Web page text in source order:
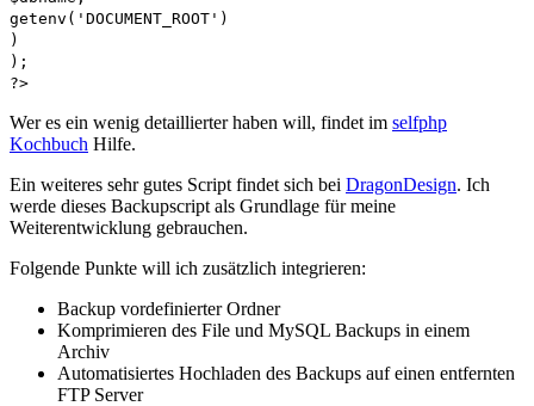
getenv('DOCUMENT_ROOT')
)
);
?>
Wer es ein wenig detaillierter haben will, findet im selfphp
Kochbuch Hilfe.
Ein weiteres sehr gutes Script findet sich bei DragonDesign. Ich
werde dieses Backupscript als Grundlage für meine
Weiterentwicklung gebrauchen.
Folgende Punkte will ich zusätzlich integrieren:
Backup vordefinierter Ordner
Komprimieren des File und MySQL Backups in einem
Archiv
Automatisiertes Hochladen des Backups auf einen entfernten
FTP Server